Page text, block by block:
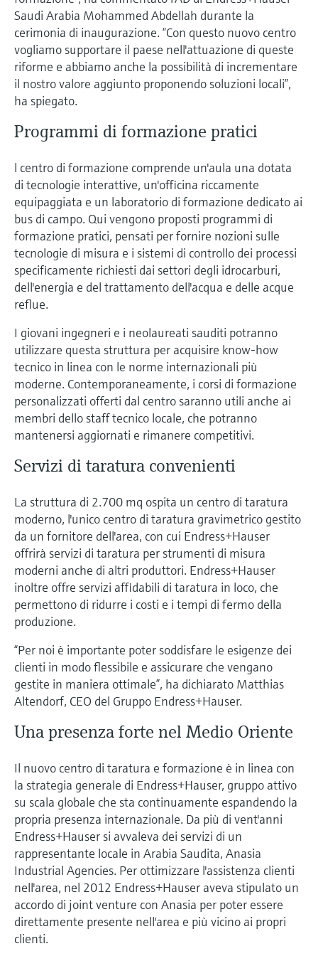
Accesso a Device Viewer
Trova informazioni e documentazione
specifiche sul prodotto
Trova i ricambi giusti
ordine o numero di serie
microonde
Misura del livello tramite la misura
della pressione
Visualizza tutti
microonde
Memosens technology
Visualizza tutti
dell'eccellenza operativa e dei
modelli decisionali
Saudi Arabia Mohammed Abdellah durante la
cerimonia di inaugurazione. “Con questo nuovo centro
vogliamo supportare il paese nell'attuazione di queste
riforme e abbiamo anche la possibilità di incrementare
il nostro valore aggiunto proponendo soluzioni locali”,
ha spiegato.
Programmi di formazione pratici
l centro di formazione comprende un'aula una dotata
di tecnologie interattive, un'officina riccamente
equipaggiata e un laboratorio di formazione dedicato ai
bus di campo. Qui vengono proposti programmi di
formazione pratici, pensati per fornire nozioni sulle
tecnologie di misura e i sistemi di controllo dei processi
specificamente richiesti dai settori degli idrocarburi,
dell'energia e del trattamento dell'acqua e delle acque
reflue.
I giovani ingegneri e i neolaureati sauditi potranno
utilizzare questa struttura per acquisire know-how
tecnico in linea con le norme internazionali più
moderne. Contemporaneamente, i corsi di formazione
personalizzati offerti dal centro saranno utili anche ai
membri dello staff tecnico locale, che potranno
mantenersi aggiornati e rimanere competitivi.
Servizi di taratura convenienti
La struttura di 2.700 mq ospita un centro di taratura
moderno, l'unico centro di taratura gravimetrico gestito
da un fornitore dell'area, con cui Endress+Hauser
offrirà servizi di taratura per strumenti di misura
moderni anche di altri produttori. Endress+Hauser
inoltre offre servizi affidabili di taratura in loco, che
permettono di ridurre i costi e i tempi di fermo della
produzione.
“Per noi è importante poter soddisfare le esigenze dei
clienti in modo flessibile e assicurare che vengano
gestite in maniera ottimale”, ha dichiarato Matthias
Altendorf, CEO del Gruppo Endress+Hauser.
Una presenza forte nel Medio Oriente
Il nuovo centro di taratura e formazione è in linea con
la strategia generale di Endress+Hauser, gruppo attivo
su scala globale che sta continuamente espandendo la
propria presenza internazionale. Da più di vent'anni
Endress+Hauser si avvaleva dei servizi di un
rappresentante locale in Arabia Saudita, Anasia
Industrial Agencies. Per ottimizzare l'assistenza clienti
nell'area, nel 2012 Endress+Hauser aveva stipulato un
accordo di joint venture con Anasia per poter essere
direttamente presente nell'area e più vicino ai propri
clienti.